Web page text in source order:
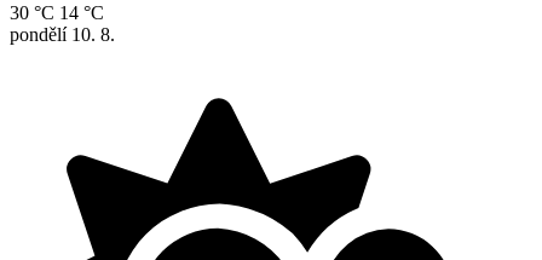
30 °C 14 °C
pondělí 10. 8.